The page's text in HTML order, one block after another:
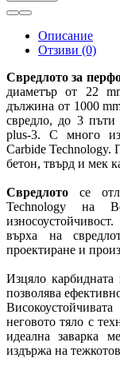
Описание
Отзиви (0)
Свредлото за
диаметър от 22
дължина от 1000
свредло, до 3 пъти
plus-3. С много
Carbide Technology.
бетон, твърд и мек
Свредлото се
Technology на
върха на
проектиране и
Изцяло
позволява
неговото тяло с
идеална заварка
издържа на